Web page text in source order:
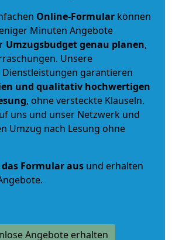
Online-Formular können
Minuten Angebote
Umzugsbudgetgenau planen,
Unsere
garantieren
und qualitativ hochwertigen
, ohne versteckte Klauseln.
uns und unser Netzwerk und
Umzug nach Lesung ohne
Formular aus und erhalten
Angebote erhalten